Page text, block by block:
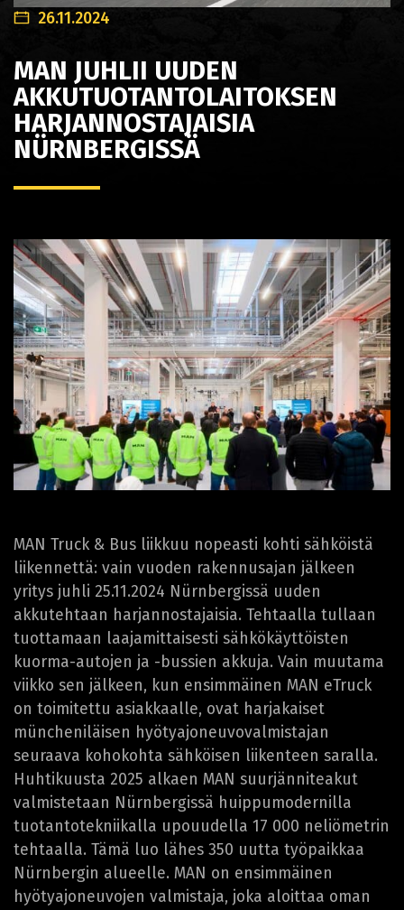
26.11.2024
MAN JUHLII UUDEN
AKKUTUOTANTOLAITOKSEN
HARJANNOSTAJAISIA
NÜRNBERGISSÄ
MAN Truck & Bus liikkuu nopeasti kohti sähköistä
liikennettä: vain vuoden rakennusajan jälkeen
yritys juhli 25.11.2024 Nürnbergissä uuden
akkutehtaan harjannostajaisia. Tehtaalla tullaan
tuottamaan laajamittaisesti sähkökäyttöisten
kuorma-autojen ja -bussien akkuja. Vain muutama
viikko sen jälkeen, kun ensimmäinen MAN eTruck
on toimitettu asiakkaalle, ovat harjakaiset
müncheniläisen hyötyajoneuvovalmistajan
seuraava kohokohta sähköisen liikenteen saralla.
Huhtikuusta 2025 alkaen MAN suurjänniteakut
valmistetaan Nürnbergissä huippumodernilla
tuotantotekniikalla upouudella 17 000 neliömetrin
tehtaalla. Tämä luo lähes 350 uutta työpaikkaa
Nürnbergin alueelle. MAN on ensimmäinen
hyötyajoneuvojen valmistaja, joka aloittaa oman